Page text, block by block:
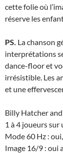
cette folie où
réserve les
PS. La chanson
interprétations
dance-floor et
irrésistible. Les
et une
Billy Hatcher
1 à 4 joueurs sur
Mode 60 Hz :
Image 16/9 : oui